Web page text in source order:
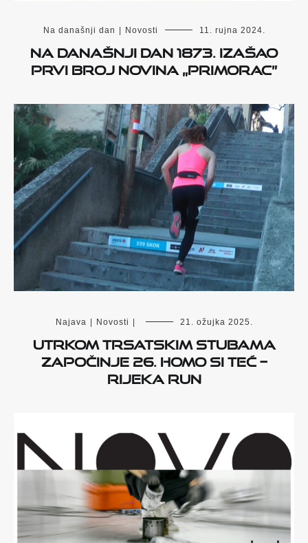
Na današnji dan Novosti 11. rujna 2024.
Na današnji dan 1873. izašao
prvi broj novina „Primorac”
Najava Novosti 21. ožujka 2025.
Utrkom Trsatskim stubama
započinje 26. Homo si teć –
Rijeka Run